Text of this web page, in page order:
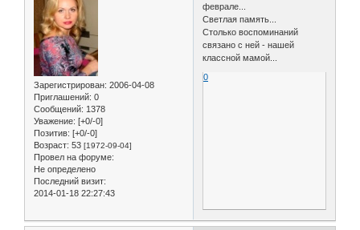
Зарегистрирован: 2006-04-08
Приглашений: 0
Сообщений: 1378
Уважение: [+0/-0]
Позитив: [+0/-0]
Возраст: 53 [1972-09-04]
Провел на форуме:
Не определено
Последний визит:
2014-01-18 22:27:43
феврале...
Светлая память...
Столько воспоминаний
связано с ней - нашей
классной мамой...
0